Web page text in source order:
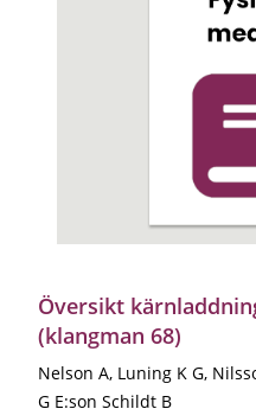
Översikt
(klangman 68)
Nelson A, Luning K G,
G E:son Schildt B